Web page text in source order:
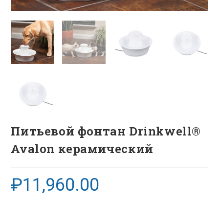
Питьевой фонтан Drinkwell®
Avalon керамический
₽11,960.00